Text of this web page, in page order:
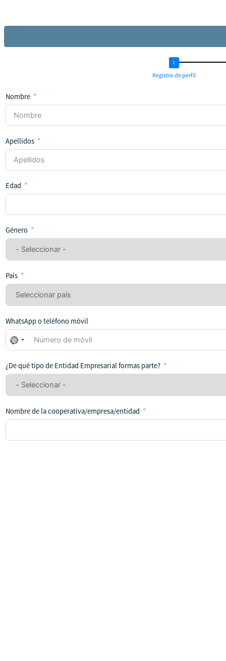
Registro de perfil
Nombre
Apellidos
Edad
Género
País
WhatsApp o teléfono móvil
No
se
seleccionado
ningún
¿De qué tipo de Entidad Empresarial formas parte?
Nombre de la cooperativa/empresa/entidad